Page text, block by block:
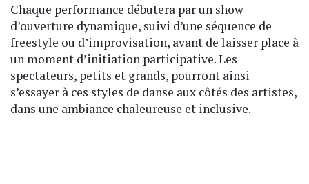
Chaque performance débutera par un show
d’ouverture dynamique, suivi d’une séquence de
freestyle ou d’improvisation, avant de laisser place à
un moment d’initiation participative. Les
spectateurs, petits et grands, pourront ainsi
s’essayer à ces styles de danse aux côtés des artistes,
dans une ambiance chaleureuse et inclusive.